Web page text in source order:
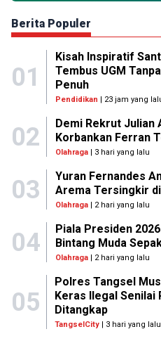
Berita Populer
01
Kisah Inspiratif
Tembus UGM
Penuh
Pendidikan | 23 jam yang
02
Demi Rekrut Julian
Korbankan Ferran
Olahraga| 3 hari yang lalu
03
Yuran Fernandes
Arema Tersingkir
Olahraga| 2 hari yang lalu
04
Piala Presiden
Bintang Muda
Olahraga| 2 hari yang lalu
05
Polres Tangsel
Keras Ilegal Senilai
Ditangkap
TangselCity | 3 hari yang lalu